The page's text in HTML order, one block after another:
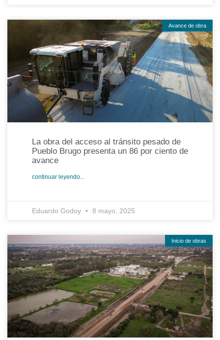
Avance de obra
La obra del acceso al tránsito pesado de
Pueblo Brugo presenta un 86 por ciento de
avance
continuar leyendo...
Eduardo Godoy 8 mayo, 2025
Inicio de obras